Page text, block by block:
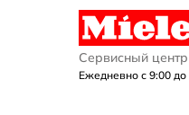
Сервисный
Ежедневно с 9:00 до